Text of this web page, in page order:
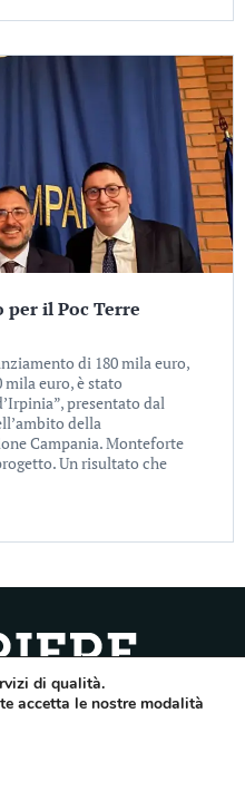
il Poc Terre
di 180 mila euro,
euro, è stato
presentato dal
della
Campania. Monteforte
Un risultato che
Reg. Trib. di Avellino n.7/12 del
srl – Via Annarumma 39/A 83100
di qualità.
accetta le nostre modalità